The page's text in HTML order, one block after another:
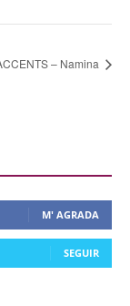
– Namina
M' AGRADA
SEGUIR